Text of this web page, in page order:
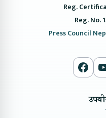
Reg.
Reg. No.
Press Council